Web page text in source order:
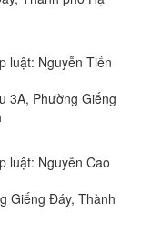
luật: Nguyễn Tiến
3A, Phường Giếng
luật: Nguyễn Cao
Giếng Đáy, Thành